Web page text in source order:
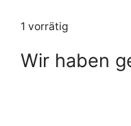
1 vorrätig
Wir haben